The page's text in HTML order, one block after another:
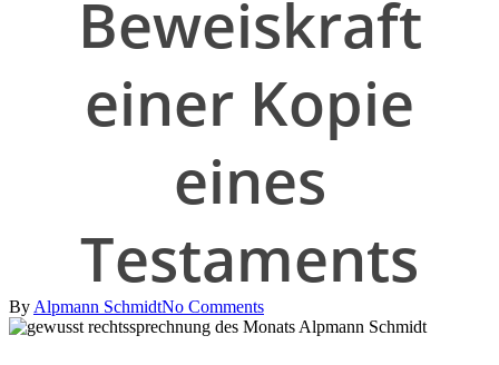
Beweiskraft
einer Kopie
eines
Testaments
By Alpmann SchmidtNo Comments